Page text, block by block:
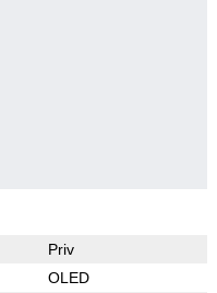
Priv
OLED